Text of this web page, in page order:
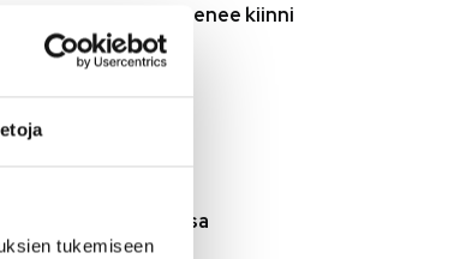
tukemiseen
kirjasto menee kiinni
klo 12.00
taajamassa